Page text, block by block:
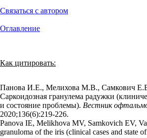
Связаться с автором
Оглавление
Как цитировать:
Панова И.Е., Мелихова М.В., Самкович
Саркоидозная гранулема радужки
и состояние проблемы). Вестник
2020;136(6):219‑226.
Panova IE, Melikhova MV, Samkovich EV,
granuloma of the iris (clinical cases and state